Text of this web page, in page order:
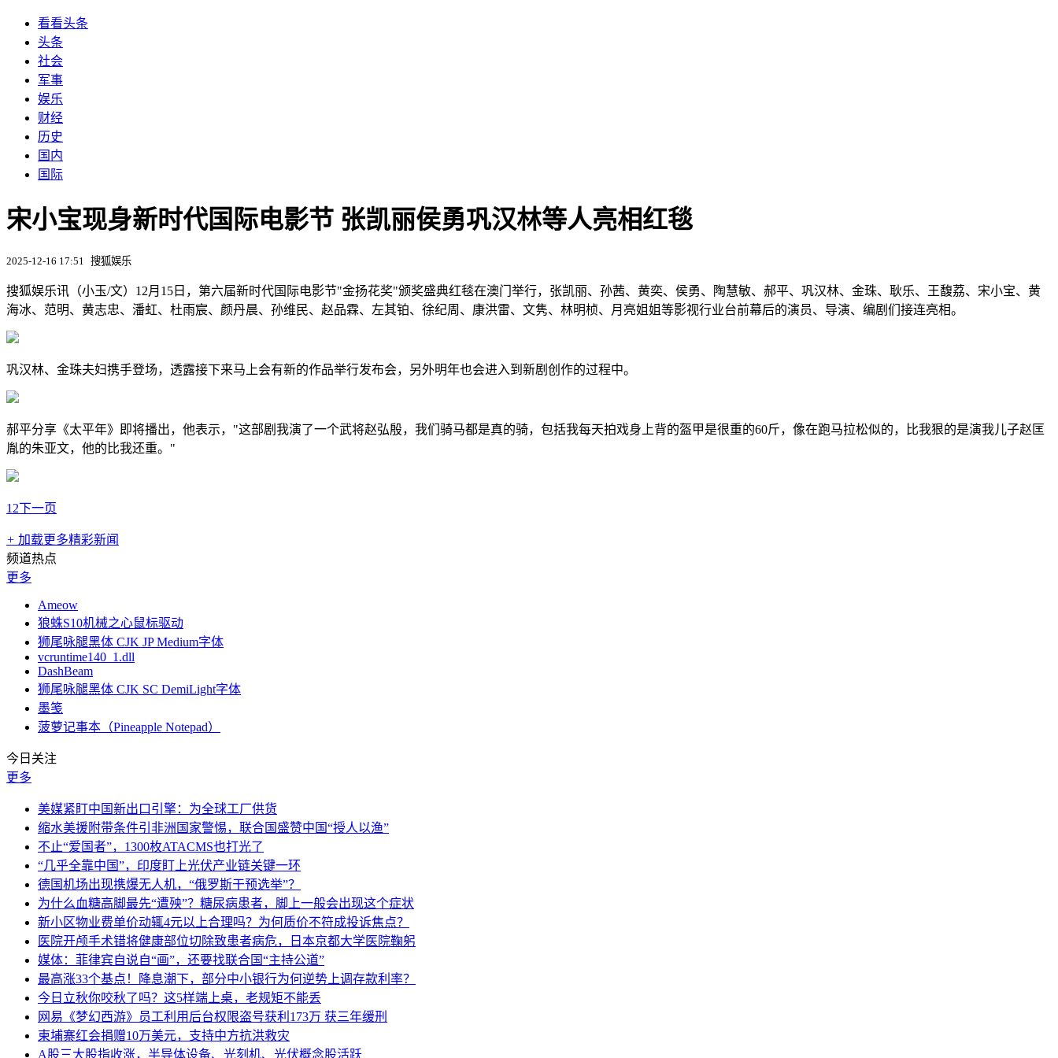
看看头条
头条
社会
军事
娱乐
财经
历史
国内
国际
宋小宝现身新时代国际电影节 张凯丽侯勇巩汉林等人亮相红毯
2025-12-16 17:51 搜狐娱乐
搜狐娱乐讯（小玉/文）12月15日，第六届新时代国际电影节"金扬花奖"颁奖盛典红毯在澳门举行，张凯丽、孙茜、黄奕、侯勇、陶慧敏、郝平、巩汉林、金珠、耿乐、王馥荔、宋小宝、黄
海冰、范明、黄志忠、潘虹、杜雨宸、颜丹晨、孙维民、赵品霖、左其铂、徐纪周、康洪雷、文隽、林明桢、月亮姐姐等影视行业台前幕后的演员、导演、编剧们接连亮相。
巩汉林、金珠夫妇携手登场，透露接下来马上会有新的作品举行发布会，另外明年也会进入到新剧创作的过程中。
郝平分享《太平年》即将播出，他表示，"这部剧我演了一个武将赵弘殷，我们骑马都是真的骑，包括我每天拍戏身上背的盔甲是很重的60斤，像在跑马拉松似的，比我狠的是演我儿子赵匡
胤的朱亚文，他的比我还重。"
1 2下一页
+ 加载更多精彩新闻
频道热点
更多
Ameow
狼蛛S10机械之心鼠标驱动
狮尾咏腿黑体 CJK JP Medium字体
vcruntime140_1.dll
DashBeam
狮尾咏腿黑体 CJK SC DemiLight字体
墨笺
菠萝记事本（Pineapple Notepad）
今日关注
更多
美媒紧盯中国新出口引擎：为全球工厂供货
缩水美援附带条件引非洲国家警惕，联合国盛赞中国“授人以渔”
不止“爱国者”，1300枚ATACMS也打光了
“几乎全靠中国”，印度盯上光伏产业链关键一环
德国机场出现携爆无人机，“俄罗斯干预选举”？
为什么血糖高脚最先“遭殃”？糖尿病患者，脚上一般会出现这个症状
新小区物业费单价动辄4元以上合理吗？为何质价不符成投诉焦点？
医院开颅手术错将健康部位切除致患者病危，日本京都大学医院鞠躬
媒体：菲律宾自说自“画”，还要找联合国“主持公道”
最高涨33个基点！降息潮下，部分中小银行为何逆势上调存款利率？
今日立秋你咬秋了吗？这5样端上桌，老规矩不能丢
网易《梦幻西游》员工利用后台权限盗号获利173万 获三年缓刑
柬埔寨红会捐赠10万美元，支持中方抗洪救灾
A股三大股指收涨，半导体设备、光刻机、光伏概念股活跃